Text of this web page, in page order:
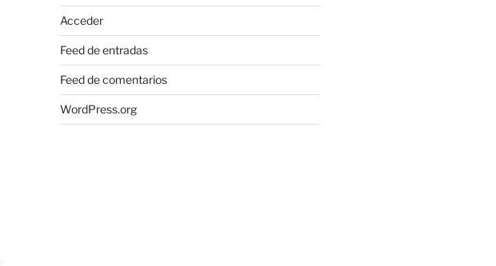
Acceder
Feed de entradas
Feed de comentarios
WordPress.org